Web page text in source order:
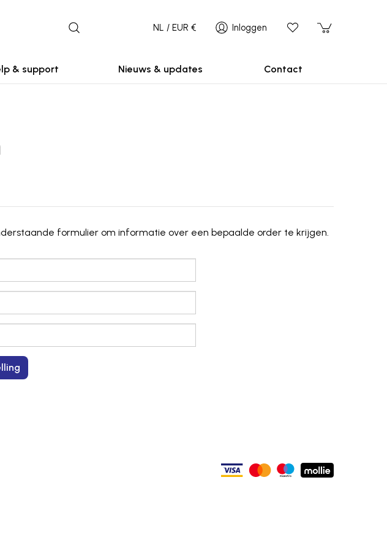
NL / EUR € Inloggen
& support Nieuws & updates Contact
formulier om informatie over een bepaalde order te krijgen.